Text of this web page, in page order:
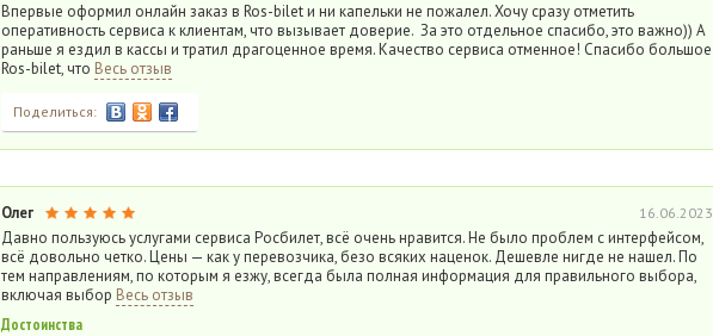
Впервые оформил онлайн заказ в Ros-bilet и ни капельки не пожалел. Хочу сразу отметить
оперативность сервиса к клиентам, что вызывает доверие. За это отдельное спасибо, это важно)) А
раньше я ездил в кассы и тратил драгоценное время. Качество сервиса отменное! Спасибо большое
Ros-bilet, что Весь отзыв
Поделиться:
Олег 16.06.2023
Давно пользуюсь услугами сервиса Росбилет, всё очень нравится. Не было проблем с интерфейсом,
всё довольно четко. Цены — как у перевозчика, безо всяких наценок. Дешевле нигде не нашел. По
тем направлениям, по которым я езжу, всегда была полная информация для правильного выбора,
включая выбор Весь отзыв
Достоинства